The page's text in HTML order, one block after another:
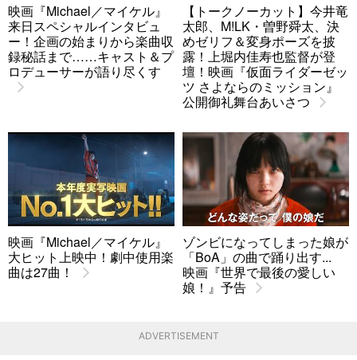
映画『Michael／マイケル』
来日スペシャルインタビュ
ー！企画の始まりから楽曲収
録秘話まで……キャスト＆プ
ロデューサーが語り尽くす
【トークノーカット】今井竜
太郎、M!LK・曽野舜太、決
めゼリフ＆変身ポーズを披
露！上堀内佳寿也監督が登
壇！映画『仮面ライダーゼッ
ツ さよならのミッション』
公開御礼舞台あいさつ
映画『Michael／マイケル』
大ヒット上映中！劇中使用楽
曲は27曲！
ゾンビになってしまった娘が
「BoA」の曲で踊り出す...
映画『世界で最後の愛しい
娘！』予告
ADVERTISEMENT